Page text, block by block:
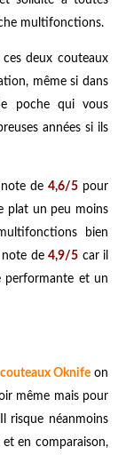
multifonctions.
deux couteaux
même si dans
poche qui vous
années si ils
de 4,6/5pour
plat un peu moins
bien
de 4,9/5 car il
performante et un
couteaux Oknifeon
même mais pour
risque néanmoins
en comparaison,